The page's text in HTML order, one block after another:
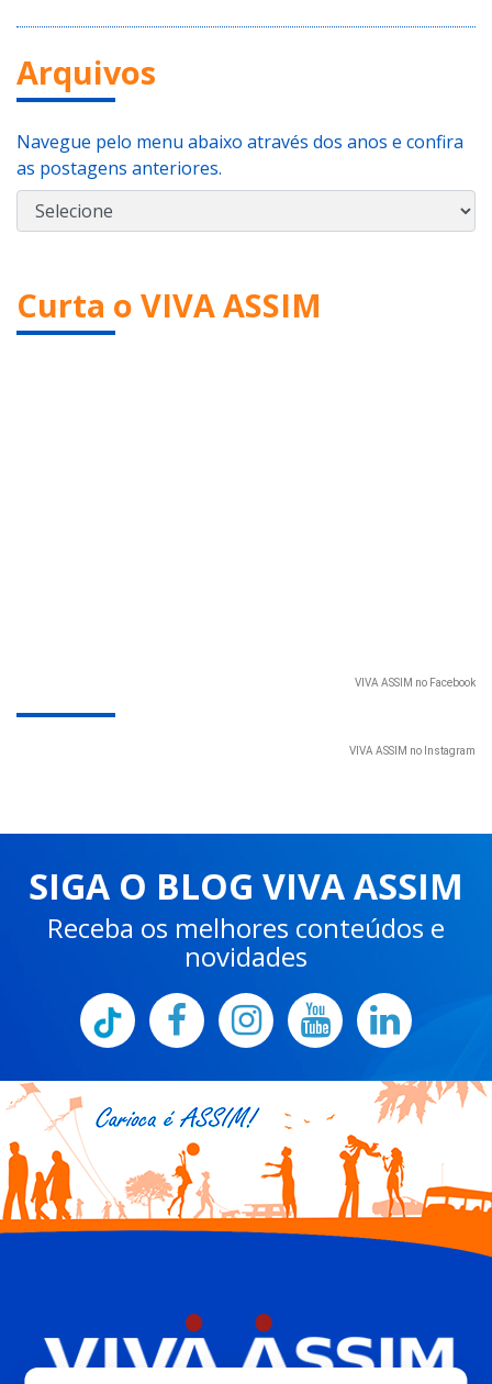
Arquivos
Navegue pelo menu abaixo através dos anos e confira
as postagens anteriores.
Curta o VIVA ASSIM
VIVA ASSIM no Facebook
VIVA ASSIM no Instagram
SIGA O BLOG VIVA ASSIM
Receba os melhores conteúdos e
novidades